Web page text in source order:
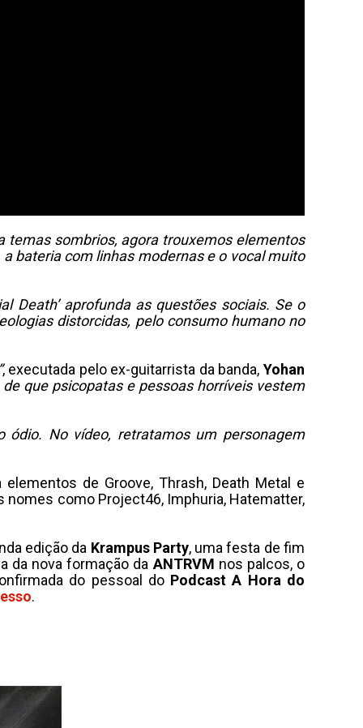
temas sombrios, agora trouxemos elementos
bateria com linhas modernas e o vocal muito
Death’ aprofunda as questões sociais. Se o
distorcidas, pelo consumo humano no
, executada pelo ex-guitarrista da banda,Yohan
de que psicopatas e pessoas horríveis vestem
ódio. No vídeo, retratamos um personagem
elementos de Groove, Thrash, Death Metal e
como Project46, Imphuria, Hatematter,
edição da Krampus Party, uma festa de fim
da nova formação da ANTRVM nos palcos, o
do pessoal do Podcast A Hora do
.